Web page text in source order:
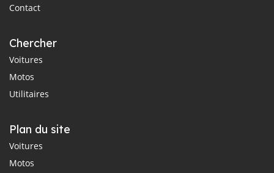
Contact
Chercher
Voitures
Motos
Utilitaires
Plan du site
Voitures
Motos